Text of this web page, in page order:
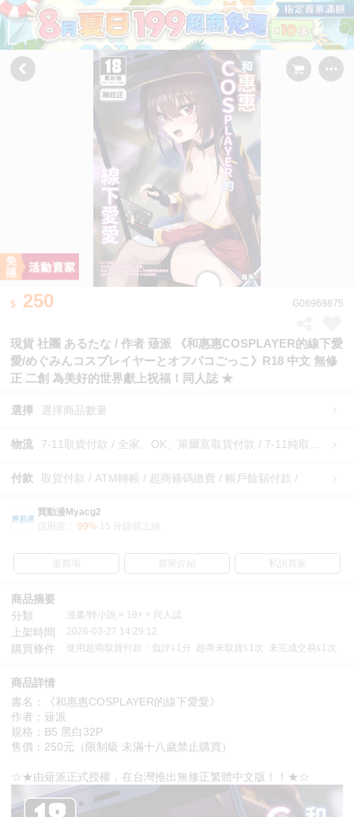
250 G06969875
現貨 社團 あるたな / 作者 薙派 《和惠惠COSPLAYER的線下愛
愛/めぐみんコスプレイヤーとオフパコごっこ》R18 中文 無修
正 二創 為美好的世界獻上祝福！同人誌 ★
選擇 選擇商品數量
物流
付款 取貨付款 / ATM轉帳 / 超商條碼繳費 / 帳戶餘額付款 /
買動漫Myacg2
信用度：
99% 15 分鐘前上線
逛賣場 賣家介紹 私訊賣家
商品摘要
分類
漫畫/輕小說 > 18+ > 同人誌
上架時間 2026-03-27 14:29:12
購買條件 使用超商取貨付款：負評≦1分 超商未取貨≦1次 未完成交易≦1次
商品詳情
書名：《和惠惠COSPLAYER的線下愛愛》
作者：薙派
規格：B5 黑白32P
售價：250元（限制級 未滿十八歲禁止購買）
☆★由薙派正式授權，在台灣推出無修正繁體中文版！！★☆